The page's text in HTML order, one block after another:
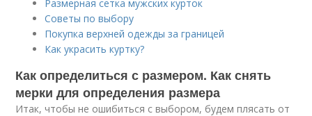
Размерная сетка мужских курток
Советы по выбору
Покупка верхней одежды за границей
Как украсить куртку?
Как определиться с размером. Как снять
мерки для определения размера
Итак, чтобы не ошибиться с выбором, будем плясать от